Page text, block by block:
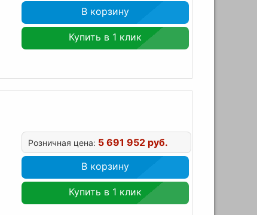
В корзину
Купить в 1 клик
Розничная цена: 5 691 952 руб.
В корзину
Купить в 1 клик